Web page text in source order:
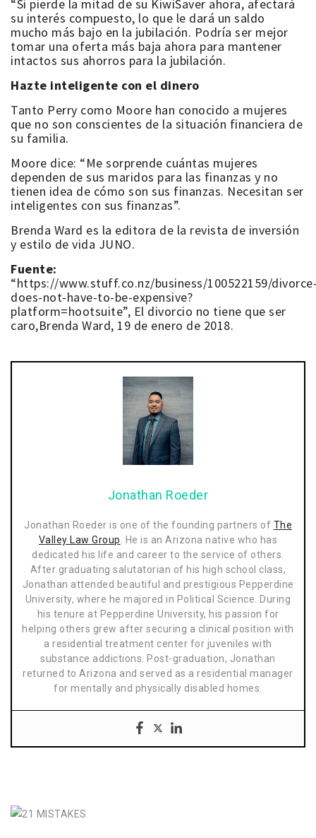
“Si pierde la mitad de su KiwiSaver ahora, afectará
su interés compuesto, lo que le dará un saldo
mucho más bajo en la jubilación. Podría ser mejor
tomar una oferta más baja ahora para mantener
intactos sus ahorros para la jubilación.
Hazte inteligente con el dinero
Tanto Perry como Moore han conocido a mujeres
que no son conscientes de la situación financiera de
su familia.
Moore dice: “Me sorprende cuántas mujeres
dependen de sus maridos para las finanzas y no
tienen idea de cómo son sus finanzas. Necesitan ser
inteligentes con sus finanzas”.
Brenda Ward es la editora de la revista de inversión
y estilo de vida JUNO.
Fuente:
“https://www.stuff.co.nz/business/100522159/
does-not-have-to-be-expensive?
platform=hootsuite”, El divorcio no tiene que ser
caro,Brenda Ward, 19 de enero de 2018.
Jonathan Roeder
Jonathan Roeder is one of the founding partners of The
Valley Law Group. He is an Arizona native who has
dedicated his life and career to the service of others.
After graduating salutatorian of his high school class,
Jonathan attended beautiful and prestigious Pepperdine
University, where he majored in Political Science. During
his tenure at Pepperdine University, his passion for
helping others grew after securing a clinical position with
a residential treatment center for juveniles with
substance addictions. Post-graduation, Jonathan
returned to Arizona and served as a residential manager
for mentally and physically disabled homes.